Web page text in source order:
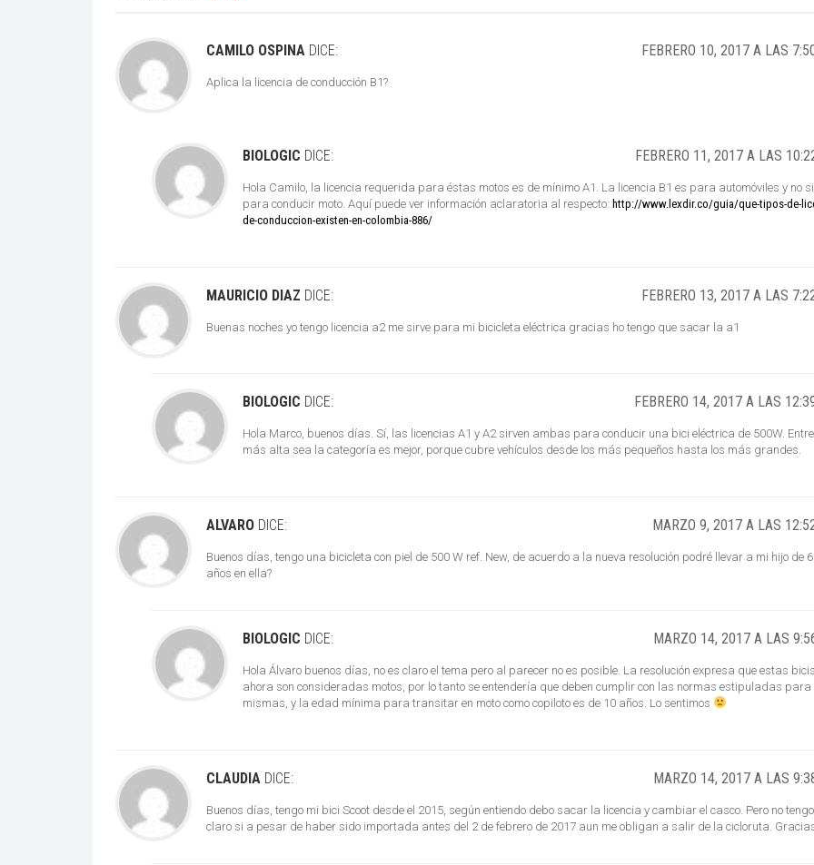
CAMILO OSPINA DICE: FEBRERO 10, 2017 A LAS
Aplica la licencia de conducción B1?
BIOLOGIC DICE: FEBRERO 11, 2017 A LAS
Hola Camilo, la licencia requerida para éstas motos es de mínimo A1. La licencia B1 es para automóviles y no
para conducir moto. Aquí puede ver información aclaratoria al respecto: http://www.lexdir.co/guia/que-tipos-de-
de-conduccion-existen-en-colombia-886/
MAURICIO DIAZ DICE: FEBRERO 13, 2017 A LAS
Buenas noches yo tengo licencia a2 me sirve para mi bicicleta eléctrica gracias ho tengo que sacar la a1
BIOLOGIC DICE: FEBRERO 14, 2017 A LAS
Hola Marco, buenos días. Sí, las licencias A1 y A2 sirven ambas para conducir una bici eléctrica de 500W. Entre
más alta sea la categoría es mejor, porque cubre vehículos desde los más pequeños hasta los más grandes.
ALVARO DICE: MARZO 9, 2017 A LAS
Buenos días, tengo una bicicleta con piel de 500 W ref. New, de acuerdo a la nueva resolución podré llevar a mi hijo de 6
años en ella?
BIOLOGIC DICE: MARZO 14, 2017 A LAS
Hola Álvaro buenos días, no es claro el tema pero al parecer no es posible. La resolución expresa que estas
ahora son consideradas motos, por lo tanto se entendería que deben cumplir con las normas estipuladas
mismas, y la edad mínima para transitar en moto como copiloto es de 10 años. Lo sentimos
CLAUDIA DICE: MARZO 14, 2017 A LAS
Buenos días, tengo mi bici Scoot desde el 2015, según entiendo debo sacar la licencia y cambiar el casco. Pero no tengo
claro si a pesar de haber sido importada antes del 2 de febrero de 2017 aun me obligan a salir de la cicloruta.